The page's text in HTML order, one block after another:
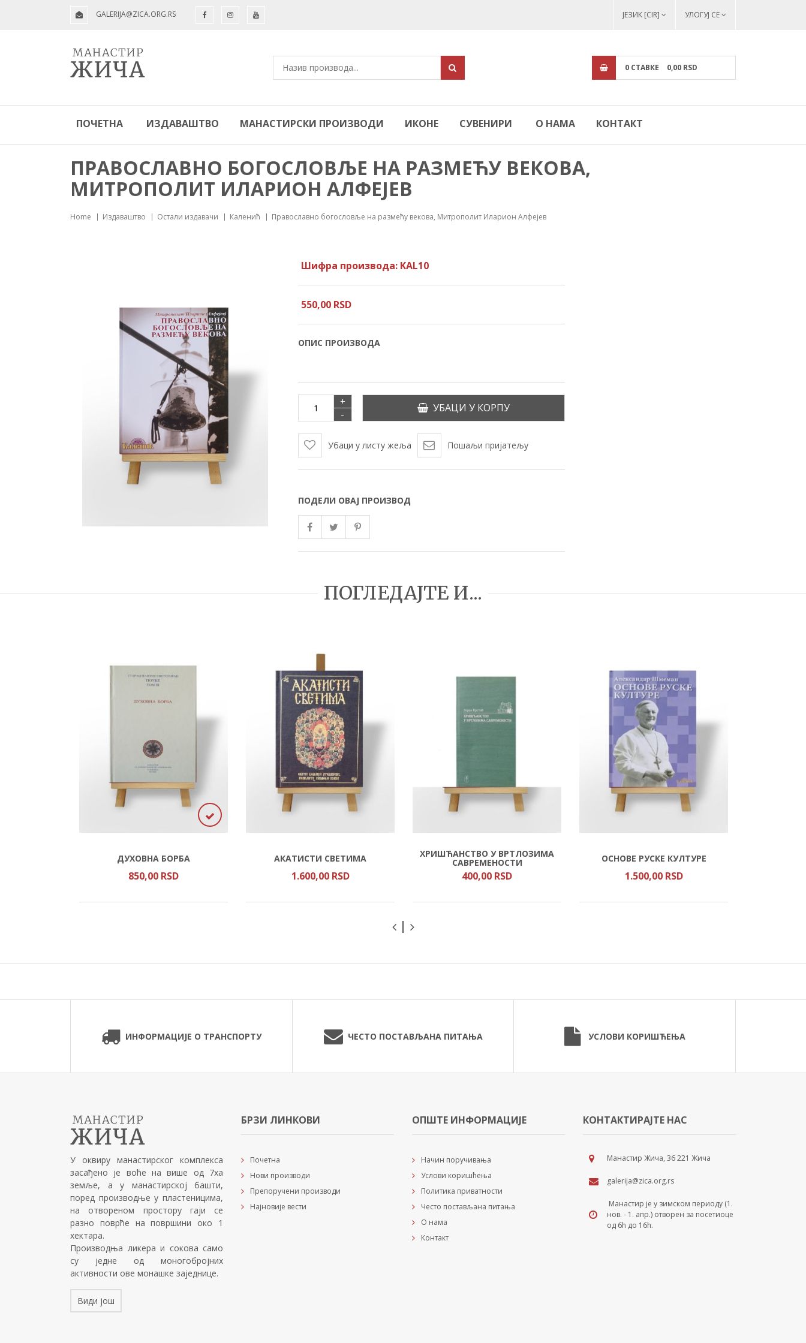
GALERIJA@ZICA.ORG.RS ЈЕЗИК [CIR] УЛОГУЈ СЕ
0 СТАВКЕ 0,00 RSD
ПОЧЕТНА ИЗДАВАШТВО МАНАСТИРСКИ ПРОИЗВОДИ ИКОНЕ СУВЕНИРИ О НАМА КОНТАКТ
ПРАВОСЛАВНО БОГОСЛОВЉЕ НА РАЗМЕЋУ ВЕКОВА,
МИТРОПОЛИТ ИЛАРИОН АЛФЕЈЕВ
Home Издаваштво Остали издавачи Каленић Православно богословље на размећу векова, Митрополит Иларион Алфејев
Шифра производа: KAL10
550,00 RSD
ОПИС ПРОИЗВОДА
+
-
УБАЦИ У КОРПУ
Убаци у листу жеља Пошаљи пријатељу
ПОДЕЛИ ОВАЈ ПРОИЗВОД
ПОГЛЕДАЈТЕ И...
ДУХОВНА БОРБА
850,00 RSD
АКАТИСТИ СВЕТИМА
1.600,00 RSD
ХРИШЋАНСТВО У ВРТЛОЗИМА
САВРЕМЕНОСТИ
400,00 RSD
ОСНОВЕ РУСКЕ КУЛТУРЕ
1.500,00 RSD
ИНФОРМАЦИЈЕ О ТРАНСПОРТУ ЧЕСТО ПОСТАВЉАНА ПИТАЊА УСЛОВИ КОРИШЋЕЊА
У оквиру манастирског комплекса
засађено је воће на више од 7ха
земље, а у манастирској башти,
поред производње у пластеницима,
на отвореном простору гаји се
разно поврће на површини око 1
хектара.
Производња ликера и сокова само
су једне од моногобројних
активности ове монашке заједнице.
Види још
БРЗИ ЛИНКОВИ
Почетна
Нови производи
Препоручени производи
Најновије вести
ОПШТЕ ИНФОРМАЦИЈЕ
Начин поручивања
Услови коришћења
Политика приватности
Често постављана питања
О нама
Контакт
КОНТАКТИРАЈТЕ НАС
Манастир Жича, 36 221 Жича
galerija@zica.org.rs
Манастир је у зимском периоду (1.
нов. - 1. апр.) отворен за посетиоце
од 6h до 16h.